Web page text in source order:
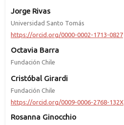
Jorge Rivas
Universidad Santo Tomás
https://orcid.org/0000-0002-1713-0827
Octavia Barra
Fundación Chile
Cristóbal Girardi
Fundación Chile
https://orcid.org/0009-0006-2768-132X
Rosanna Ginocchio